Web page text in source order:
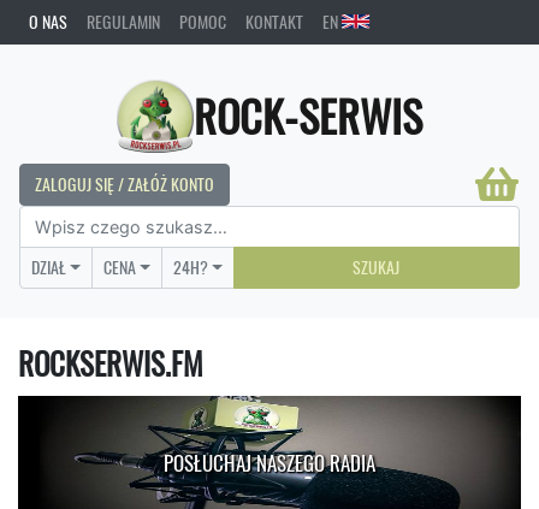
O NAS REGULAMIN POMOC KONTAKT EN
ROCK-SERWIS
ZALOGUJ SIĘ / ZAŁÓŻ KONTO
DZIAŁ CENA 24H? SZUKAJ
ROCKSERWIS.FM
POSŁUCHAJ NASZEGO RADIA